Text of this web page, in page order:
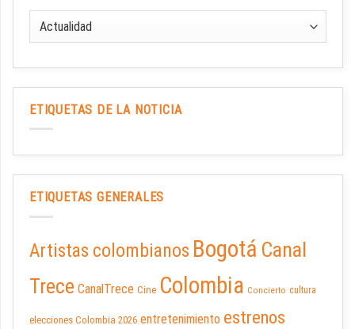
ETIQUETAS DE LA NOTICIA
ETIQUETAS GENERALES
Artistas colombianos Bogotá Canal
Trece CanalTrece Cine Colombia Concierto cultura
elecciones Colombia 2026 entretenimiento estrenos